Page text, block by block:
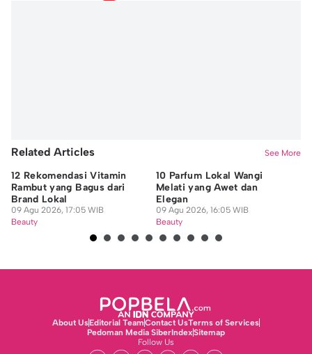
Related Articles See More
12 Rekomendasi Vitamin
Rambut yang Bagus dari
Brand Lokal
09 Agu 2026, 17:05 WIB
Beauty
10 Parfum Lokal Wangi
Melati yang Awet dan
Elegan
09 Agu 2026, 16:05 WIB
Beauty
About UsEditorial TeamContact UsTerms of Services
Pedoman Media SiberIndexSitemap
Follow Us